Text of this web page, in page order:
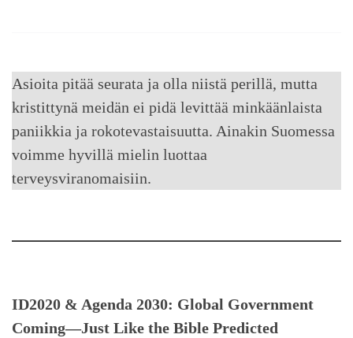
Asioita pitää seurata ja olla niistä perillä, mutta
kristittynä meidän ei pidä levittää minkäänlaista
paniikkia ja rokotevastaisuutta. Ainakin Suomessa
voimme hyvillä mielin luottaa
terveysviranomaisiin.
ID2020 & Agenda 2030: Global Government
Coming—Just Like the Bible Predicted